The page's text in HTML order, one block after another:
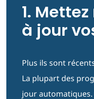
1.
à jour
Plus ils sont
La plupart des
jour